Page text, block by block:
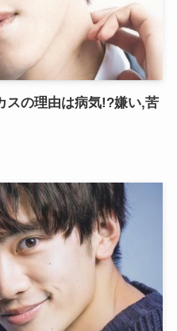
スの理由は病気!?嫌い,苦